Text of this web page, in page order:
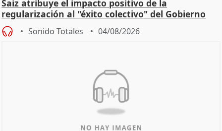
Saiz atribuye el impacto positivo de la
regularización al "éxito colectivo" del Gobierno
Sonido Totales 04/08/2026